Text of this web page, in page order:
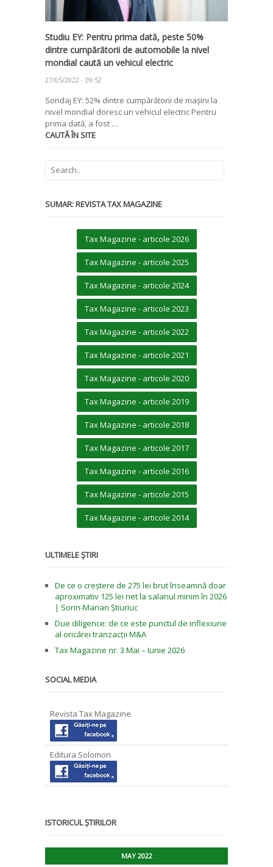
Studiu EY: Pentru prima dată, peste 50%
dintre cumpărătorii de automobile la nivel
mondial caută un vehicul electric
27/05/2022 - 09:52
Sondaj EY: 52% dintre cumpărătorii de mașini la
nivel mondial doresc un vehicul electric Pentru
prima dată, a fost …
CAUTĂ ÎN SITE
SUMAR: REVISTA TAX MAGAZINE
Tax Magazine - articole 2026
Tax Magazine - articole 2025
Tax Magazine - articole 2024
Tax Magazine - articole 2023
Tax Magazine - articole 2022
Tax Magazine - articole 2021
Tax Magazine - articole 2020
Tax Magazine - articole 2019
Tax Magazine - articole 2018
Tax Magazine - articole 2017
Tax Magazine - articole 2016
Tax Magazine - articole 2015
Tax Magazine - articole 2014
ULTIMELE ȘTIRI
De ce o creștere de 275 lei brut înseamnă doar
aproximativ 125 lei net la salariul minim în 2026
| Sorin-Marian Știuriuc
Due diligence: de ce este punctul de inflexiune
al oricărei tranzacții M&A
Tax Magazine nr. 3 Mai – Iunie 2026
SOCIAL MEDIA
Revista Tax Magazine
Editura Solomon
ISTORICUL ȘTIRILOR
MAY 2022